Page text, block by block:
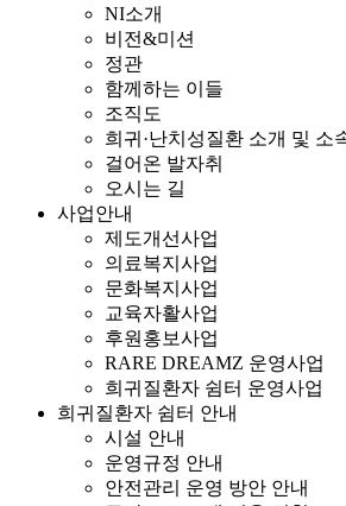
NI소개
비전&미션
정관
함께하는 이들
조직도
희귀·난치성질환 소개 및 소
걸어온 발자취
오시는 길
사업안내
제도개선사업
의료복지사업
문화복지사업
교육자활사업
후원홍보사업
RARE DREAMZ 운영사업
희귀질환자 쉼터 운영사업
희귀질환자 쉼터 안내
시설 안내
운영규정 안내
안전관리 운영 방안 안내